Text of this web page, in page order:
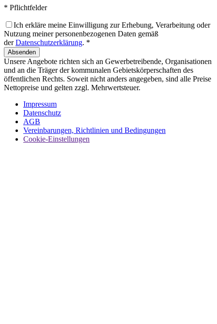
* Pflichtfelder
Ich erkläre meine Einwilligung zur Erhebung, Verarbeitung oder
Nutzung meiner personenbezogenen Daten gemäß
derDatenschutzerklärung. *
Absenden
Unsere Angebote richten sich an Gewerbetreibende, Organisationen
und an die Träger der kommunalen Gebietskörperschaften des
öffentlichen Rechts. Soweit nicht anders angegeben, sind alle Preise
Nettopreise und gelten zzgl. Mehrwertsteuer.
Impressum
Datenschutz
AGB
Vereinbarungen, Richtlinien und Bedingungen
Cookie-Einstellungen